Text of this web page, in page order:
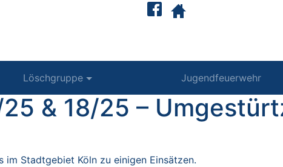
Löschgruppe Jugendfeuerwehr
& 18/25 –
im Stadtgebiet Köln zu einigen Einsätzen.